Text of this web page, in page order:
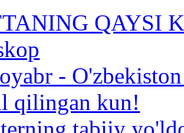
QAYSI
-
qilingan kun!